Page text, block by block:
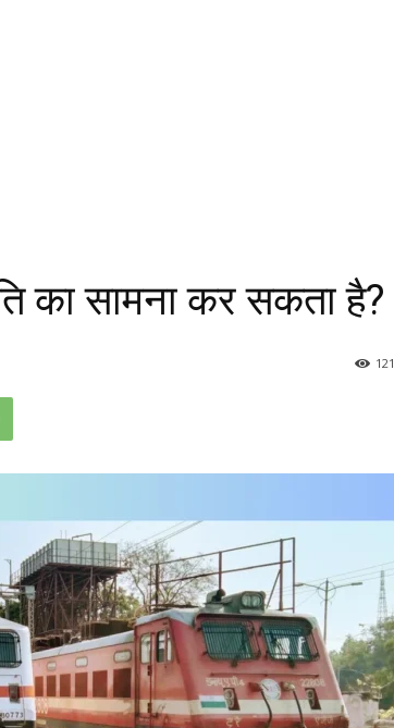
का सामना कर सकता है?
121